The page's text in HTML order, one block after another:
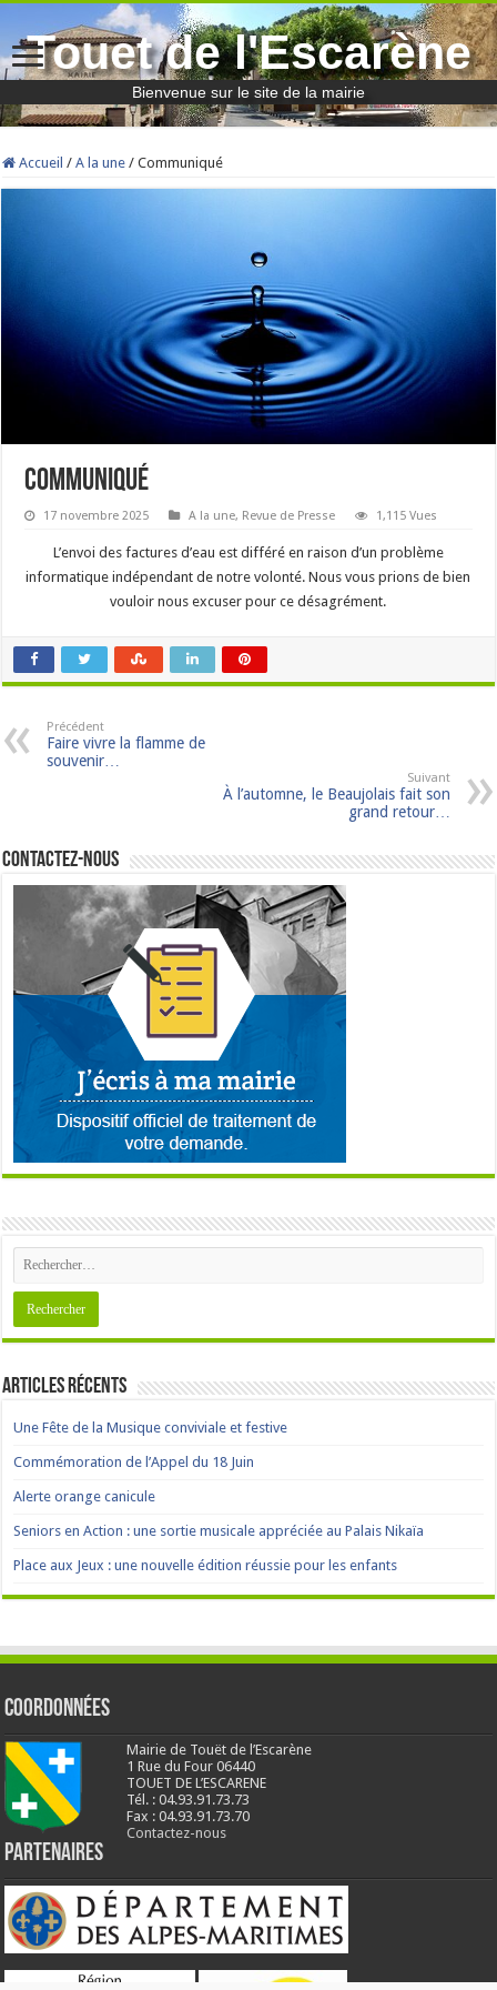
Touet de l'Escarène
Bienvenue sur le site de la mairie
Accueil / A la une / Communiqué
Communiqué
17 novembre 2025 A la une, Revue de Presse 1,115 Vues
L’envoi des factures d’eau est différé en raison d’un problème
informatique indépendant de notre volonté. Nous vous prions de bien
vouloir nous excuser pour ce désagrément.
Précédent
Faire vivre la flamme de
souvenir…
Suivant
À l’automne, le Beaujolais fait son
grand retour…
Contactez-nous
Articles récents
Une Fête de la Musique conviviale et festive
Commémoration de l’Appel du 18 Juin
Alerte orange canicule
Seniors en Action : une sortie musicale appréciée au Palais Nikaïa
Place aux Jeux : une nouvelle édition réussie pour les enfants
Coordonnées
Mairie de Touët de l’Escarène
1 Rue du Four 06440
TOUET DE L’ESCARENE
Tél. : 04.93.91.73.73
Fax : 04.93.91.73.70
Contactez-nous
Partenaires